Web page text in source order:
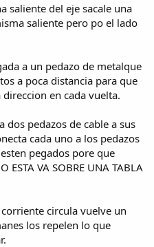
saliente del eje sacale una
saliente pero po el lado
a un pedazo de metalque
a poca distancia para que
en cada vuelta.
dos pedazos de cable a sus
cada uno a los pedazos
pegados pore que
VA SOBRE UNA TABLA
circula vuelve un
los repelen lo que